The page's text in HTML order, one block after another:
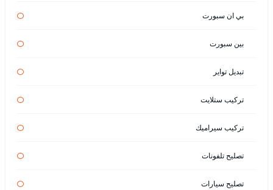
بي ان سبورت
بين سبورت
تبديل تواير
تركيب ستلايت
تركيب سيراميك
تصليح تلفونات
تصليح سيارات